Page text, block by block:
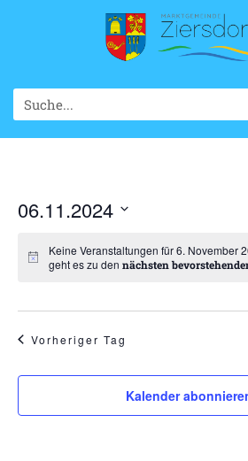
06.11.2024
wählen.Keine Veranstaltungen für 6. November
geht es zu dennächsten
Vorheriger Tag
Kalender